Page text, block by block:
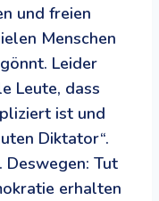
und freien
Menschen
Leider
Leute, dass
ist und
Diktator“.
Tut
erhalten